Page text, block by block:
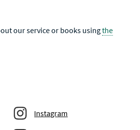
our service or books usingthe
Instagram